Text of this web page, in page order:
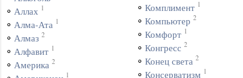
Аллах 1
Алма-Ата 1
Алмаз 2
Алфавит 1
Америка 2
1
Комплимент 1
Компьютер 2
Комфорт 1
Конгресс 2
Конец света 2
Консерватизм 1